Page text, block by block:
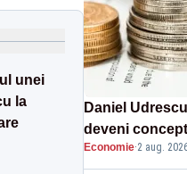
unei
la
Daniel
deveni
viitoare?
Economie·2 aug.